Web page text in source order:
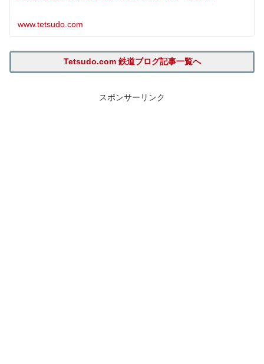
www.tetsudo.com
Tetsudo.com 鉄道ブログ記事一覧へ
スポンサーリンク